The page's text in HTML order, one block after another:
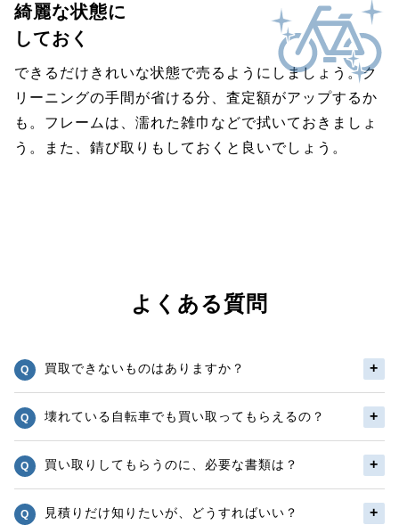
綺麗な状態に
しておく
できるだけきれいな状態で売るようにしましょう。ク
リーニングの手間が省ける分、査定額がアップするか
も。フレームは、濡れた雑巾などで拭いておきましょ
う。また、錆び取りもしておくと良いでしょう。
よくある質問
買取できないものはありますか？
壊れている自転車でも買い取ってもらえるの？
買い取りしてもらうのに、必要な書類は？
見積りだけ知りたいが、どうすればいい？